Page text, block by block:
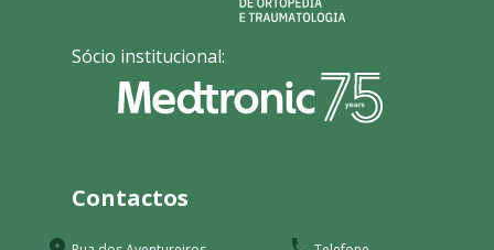
Sócio institucional:
Contactos